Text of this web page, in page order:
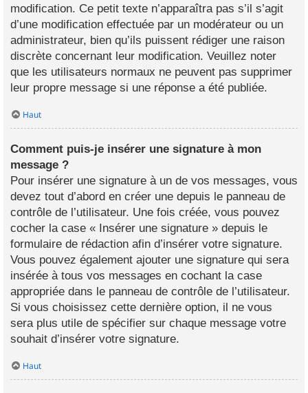
modification. Ce petit texte n’apparaîtra pas s’il s’agit
d’une modification effectuée par un modérateur ou un
administrateur, bien qu’ils puissent rédiger une raison
discrète concernant leur modification. Veuillez noter
que les utilisateurs normaux ne peuvent pas supprimer
leur propre message si une réponse a été publiée.
Haut
Comment puis-je insérer une signature à mon
message ?
Pour insérer une signature à un de vos messages, vous
devez tout d’abord en créer une depuis le panneau de
contrôle de l’utilisateur. Une fois créée, vous pouvez
cocher la case « Insérer une signature » depuis le
formulaire de rédaction afin d’insérer votre signature.
Vous pouvez également ajouter une signature qui sera
insérée à tous vos messages en cochant la case
appropriée dans le panneau de contrôle de l’utilisateur.
Si vous choisissez cette dernière option, il ne vous
sera plus utile de spécifier sur chaque message votre
souhait d’insérer votre signature.
Haut